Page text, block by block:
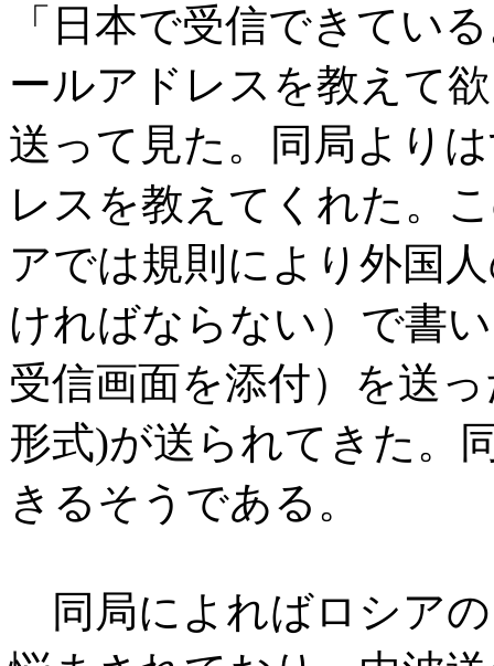
「日本で受信できてい
ールアドレスを教えて
送って見た。同局より
レスを教えてくれた。
アでは規則により外国
ければならない）で書
受信画面を添付）を送
形式)が送られてきた。
きるそうである。
同局によればロシア